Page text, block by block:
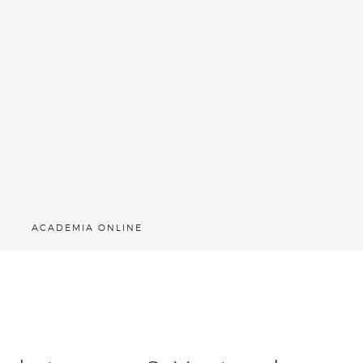
ACADEMIA ONLINE